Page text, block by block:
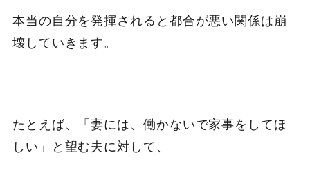
本当の自分を発揮されると都合が悪い関係は崩
壊していきます。
たとえば、「妻には、働かないで家事をしてほ
しい」と望む夫に対して、